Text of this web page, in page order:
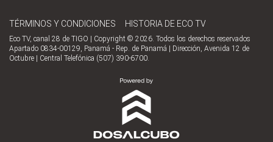
TÉRMINOS Y CONDICIONES HISTORIA DE ECO TV
Eco TV, canal 28 de TIGO | Copyright © 2026. Todos los derechos reservados
Apartado 0834-00129, Panamá - Rep. de Panamá | Dirección, Avenida 12 de
Octubre | Central Telefónica (507) 390-6700.